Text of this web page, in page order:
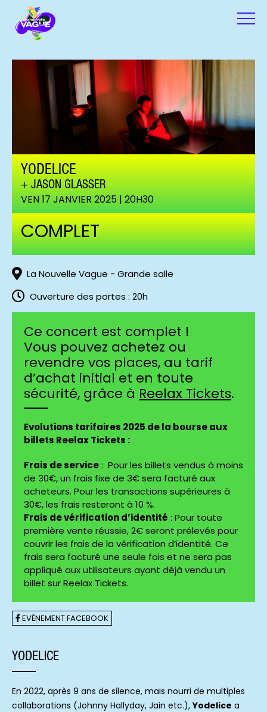
Yodelice ©Yann Orhan
YODELICE
JASON GLASSER
VEN 17 JANVIER 2025 | 20H30
COMPLET
La Nouvelle Vague - Grande salle
Ouverture des portes : 20h
Ce concert est complet !
Vous pouvez achetez ou
revendre vos places, au tarif
d’achat initial et en toute
sécurité, grâce à Reelax Tickets.
Evolutions tarifaires 2025 de la bourse aux
billets Reelax Tickets :
Frais de service: Pour les billets vendus à moins
de 30€, un frais fixe de 3€ sera facturé aux
acheteurs. Pour les transactions supérieures à
30€, les frais resteront à 10 %.
Frais de vérification d’identité : Pour toute
première vente réussie, 2€ seront prélevés pour
couvrir les frais de la vérification d’identité. Ce
frais sera facturé une seule fois et ne sera pas
appliqué aux utilisateurs ayant déjà vendu un
billet sur Reelax Tickets.
EVÉNEMENT FACEBOOK
YODELICE
En 2022, après 9 ans de silence, mais nourri de multiples
collaborations (Johnny Hallyday, Jain etc.),Yodelice a